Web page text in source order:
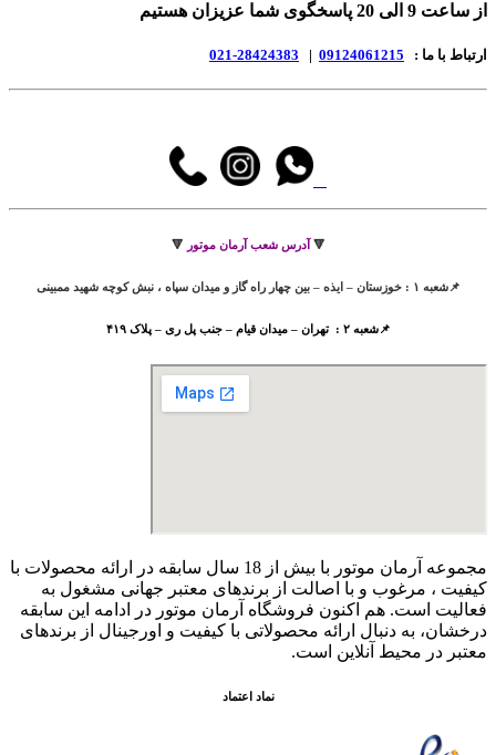
از ساعت 9 الی 20 پاسخگوی شما عزیزان هستیم
ارتباط با ما : 09124061215
|
28424383-021
🔻 آدرس شعب آرمان موتور 🔻
📌شعبه ۱ : خوزستان – ایذه – بین چهار راه گاز و میدان سپاه ، نبش کوچه شهید ممبینی
📌شعبه ۲ : تهران – میدان قیام – جنب پل ری – پلاک ۴۱۹
مجموعه آرمان موتور با بیش از 18 سال سابقه در ارائه محصولات با
کيفيت ، مرغوب و با اصالت از برندهای معتبر جهانی مشغول به
فعاليت است. هم اکنون فروشگاه آرمان موتور در ادامه اين سابقه
درخشان، به دنبال ارائه محصولاتی با کيفيت و اورجينال از برندهای
معتبر در محيط آنلاين است.
نماد اعتماد